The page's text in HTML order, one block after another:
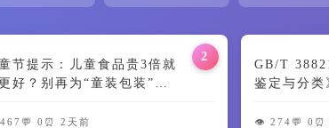
2
节提示：儿童食品贵3倍就
好？别再为“童装包装”交
💬 0 ⏰ 2天前
GB/T
鉴定与分类
👁️ 274 💬 0 ⏰